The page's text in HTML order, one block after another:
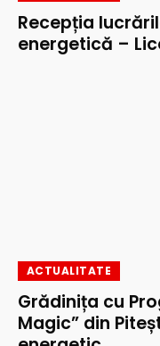
Recepția
energetică –
ACTUALITATE
Grădinița cu
Magic” din